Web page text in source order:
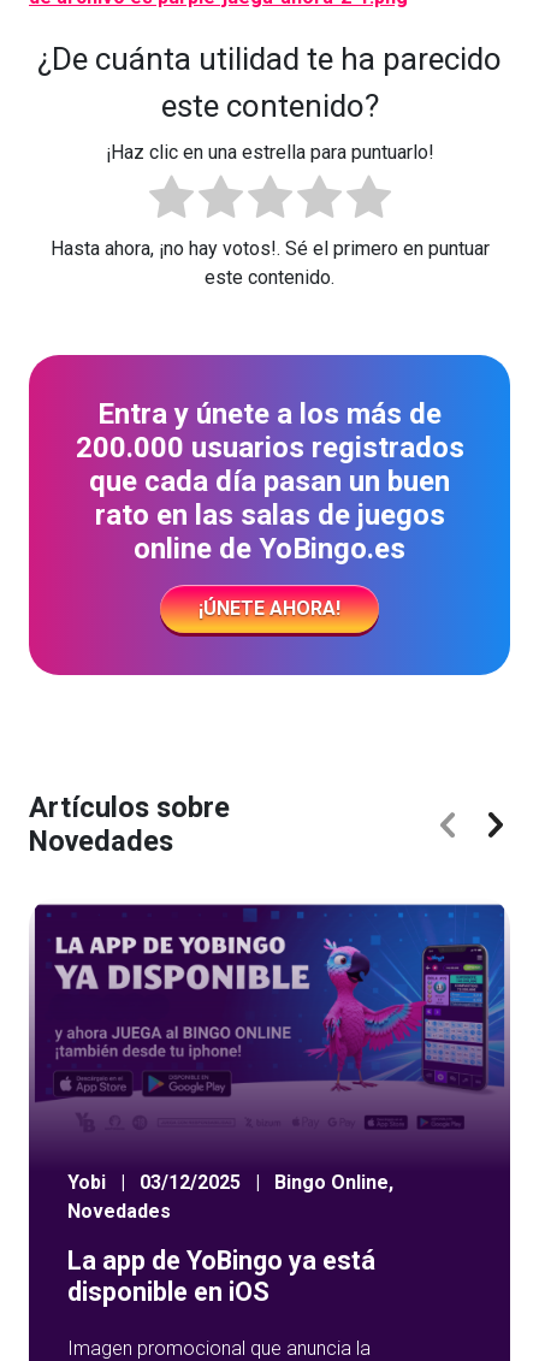
¿De cuánta utilidad te ha parecido
este contenido?
¡Haz clic en una estrella para puntuarlo!
Hasta ahora, ¡no hay votos!. Sé el primero en puntuar
este contenido.
Entra y únete a los más de
200.000 usuarios registrados
que cada día pasan un buen
rato en las salas de juegos
online de YoBingo.es
¡ÚNETE AHORA!
Artículos sobre
Novedades
Yobi | 03/12/2025 | Bingo Online,
Novedades
La app de YoBingo ya está
disponible en iOS
Imagen promocional que anuncia la